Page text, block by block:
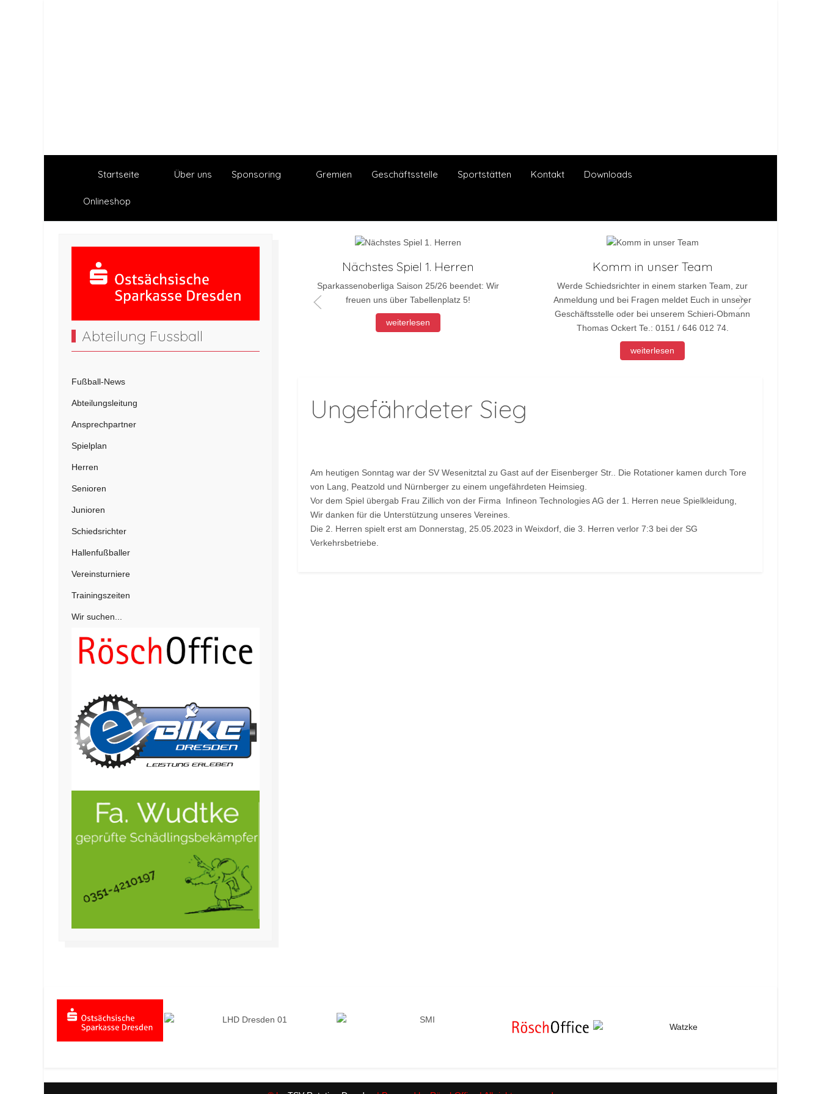
Startseite Über uns Sponsoring Gremien Geschäftsstelle Sportstätten Kontakt Downloads
Onlineshop
Abteilung Fussball
Fußball-News
Abteilungsleitung
Ansprechpartner
Spielplan
Herren
Senioren
Junioren
Schiedsrichter
Hallenfußballer
Vereinsturniere
Trainingszeiten
Wir suchen...
Nächstes Spiel 1. Herren
Sparkassenoberliga Saison 25/26 beendet: Wir
freuen uns über Tabellenplatz 5!
weiterlesen
Komm in unser Team
Werde Schiedsrichter in einem starken Team, zur
Anmeldung und bei Fragen meldet Euch in unserer
Geschäftsstelle oder bei unserem Schieri-Obmann
Thomas Ockert Te.: 0151 / 646 012 74.
weiterlesen
Ungefährdeter Sieg
Am heutigen Sonntag war der SV Wesenitztal zu Gast auf der Eisenberger Str.. Die Rotationer kamen durch Tore
von Lang, Peatzold und Nürnberger zu einem ungefährdeten Heimsieg.
Vor dem Spiel übergab Frau Zillich von der Firma Infineon Technologies AG der 1. Herren neue Spielkleidung,
Wir danken für die Unterstützung unseres Vereines.
Die 2. Herren spielt erst am Donnerstag, 25.05.2023 in Weixdorf, die 3. Herren verlor 7:3 bei der SG
Verkehrsbetriebe.